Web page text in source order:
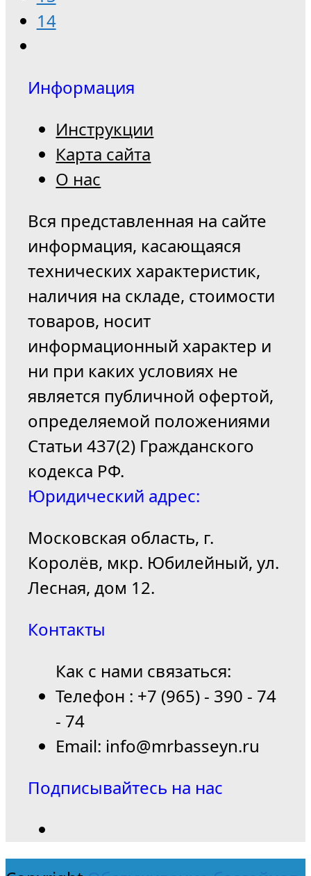
14
Информация
Инструкции
Карта сайта
О нас
Вся представленная на сайте
информация, касающаяся
технических характеристик,
наличия на складе, стоимости
товаров, носит
информационный характер и
ни при каких условиях не
является публичной офертой,
определяемой положениями
Статьи 437(2) Гражданского
кодекса РФ.
Юридический адрес:
Московская область, г.
Королёв, мкр. Юбилейный, ул.
Лесная, дом 12.
Контакты
Как с нами связаться:
Телефон : +7 (965) - 390 - 74
- 74
Email: info@mrbasseyn.ru
Подписывайтесь на нас